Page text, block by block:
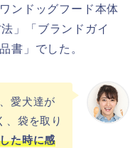
ンドッグフード本体
」「ブランドガイ
書」でした。
愛犬達が
、袋を取り
た時に感